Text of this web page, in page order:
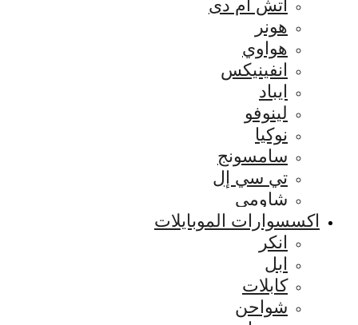
اتش ام دى
هونر
هواوي
انفينيكس
ايباد
لينوفو
نوكيا
سامسونج
تي سي إل
شاومي
اكسسوارات الموبايلات
انكر
ابل
كابلات
شواحن